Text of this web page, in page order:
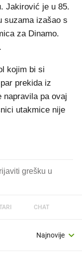
Jakirović je u 85.
suzama izašao s
za Dinamo.
kojim bi si
prekida iz
napravila pa ovaj
utakmice nije
grešku u
CHAT